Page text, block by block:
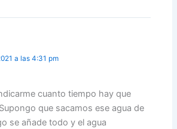
a las 4:31 pm
cuanto tiempo hay que
que sacamos ese agua de
se añade todo y el agua